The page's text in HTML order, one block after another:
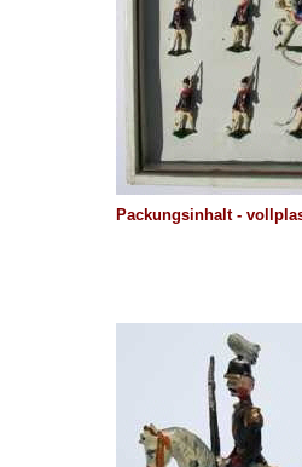
Packungsinhalt -